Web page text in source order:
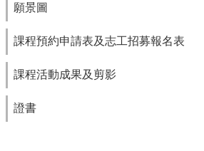
願景圖
課程預約申請表及志工招募報名表
課程活動成果及剪影
證書